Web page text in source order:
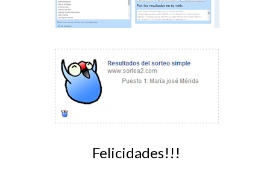
Felicidades!!!